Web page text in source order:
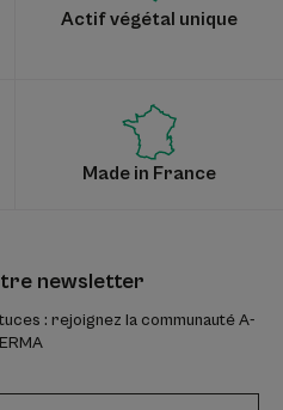
Actif végétal unique
Made in France
newsletter
: rejoignez la communauté A-